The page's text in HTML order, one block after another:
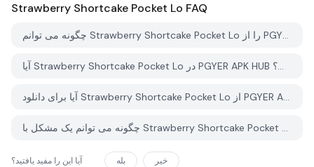
Strawberry Shortcake Pocket Lo FAQ
چگونه می توانم Strawberry Shortcake Pocket Lo را از PGYER APK HUB دانلود کنم؟
آیا Strawberry Shortcake Pocket Lo در PGYER APK HUB رایگان برای دانلود است؟
آیا برای دانلود Strawberry Shortcake Pocket Lo از PGYER APK HUB نیاز به حساب کاربری دارم؟
چگونه می توانم یک مشکل با Strawberry Shortcake Pocket Lo در PGYER APK HUB گزارش دهم؟
آیا این را مفید یافتید؟ بله خیر